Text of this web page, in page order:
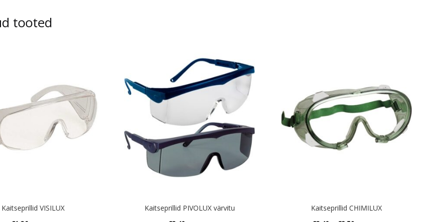
tooted
Kaitseprillid VISILUX
Kaitseprillid PIVOLUX värvitu
Kaitseprillid CHIMILUX